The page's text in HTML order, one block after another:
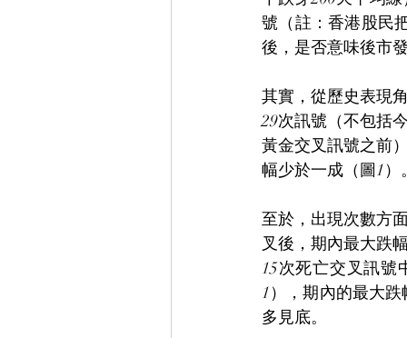
號（註：香港股民
後，是否意味後市
其實，從歷史表現
29次訊號（不包括
黃金交叉訊號之前
幅少於一成（圖1）
至於，出現次數方
叉後，期內最大跌
15次死亡交叉訊號
1），期內的最大
多見底。